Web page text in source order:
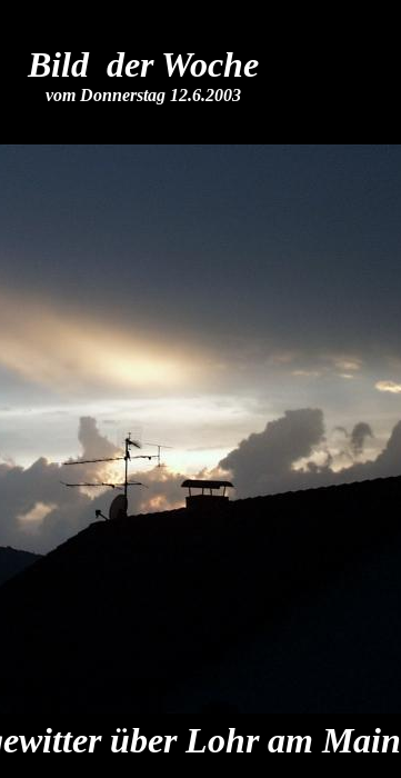
Bild der Woche
vom Donnerstag 12.6.2003
über Lohr am Main